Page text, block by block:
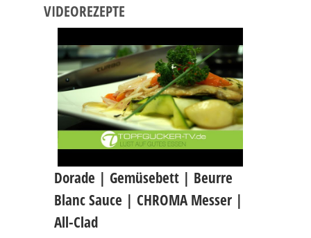
VIDEOREZEPTE
Dorade | Gemüsebett | Beurre
Blanc Sauce | CHROMA Messer |
All-Clad